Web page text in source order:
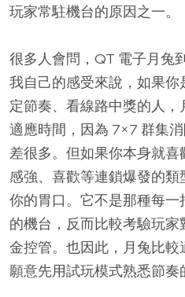
玩家常駐機台的原因之一。
很多人會問，QT 電子月兔
我自己的感受來說，如果
定節奏、看線路中獎的人
適應時間，因為 7×7 群集
差很多。但如果你本身就
感強、喜歡等連鎖爆發的
你的胃口。它不是那種每
的機台，反而比較考驗玩
金控管。也因此，月兔比
願意先用試玩模式熟悉節奏